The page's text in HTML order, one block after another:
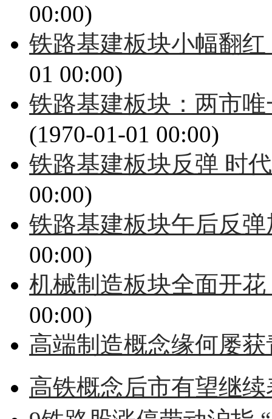
00:00)
铁路基建板块小幅翻
01 00:00)
铁路基建板块：两市
(1970-01-01 00:00)
铁路基建板块反弹 时
00:00)
铁路基建板块午后反
00:00)
机械制造板块全面开
00:00)
高端制造概念缘何屡获
高铁概念后市有望继续